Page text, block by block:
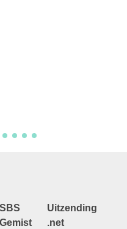
SBS
Gemist
Uitzending
.net